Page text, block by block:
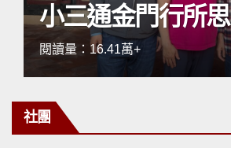
小三通金門行所思
閱讀量：16.41萬+
社團